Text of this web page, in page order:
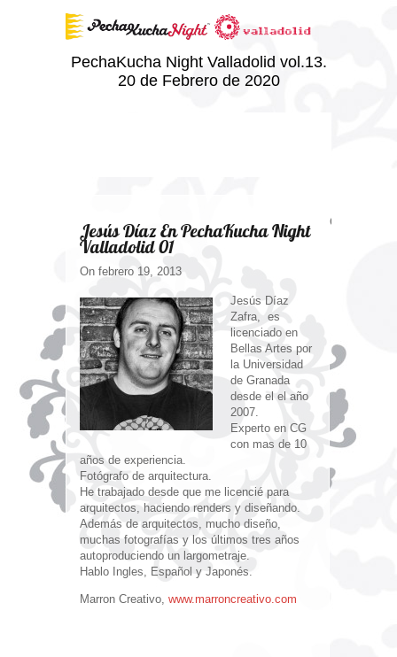
PechaKucha Night Valladolid vol.13.
20 de Febrero de 2020
Jesús Díaz En PechaKucha Night
Valladolid 01
On febrero 19, 2013
Jesús Díaz
Zafra, es
licenciado en
Bellas Artes por
la Universidad
de Granada
desde el el año
2007.
Experto en CG
con mas de 10
años de experiencia.
Fotógrafo de arquitectura.
He trabajado desde que me licencié para
arquitectos, haciendo renders y diseñando.
Además de arquitectos, mucho diseño,
muchas fotografías y los últimos tres años
autoproduciendo un largometraje.
Hablo Ingles, Español y Japonés.
Marron Creativo, www.marroncreativo.com
Comments